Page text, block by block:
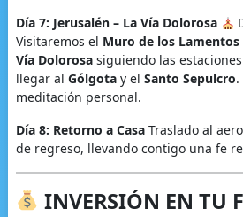
Día 7: Jerusalén – La Vía Dolorosa
Visitaremos el Muro de los Lamentos
Vía Dolorosasiguiendo las
llegar al Gólgotay el Santo Sepulcro
meditación personal.
Día 8: Retorno a CasaTraslado al
de regreso, llevando contigo una fe
INVERSIÓN EN TU